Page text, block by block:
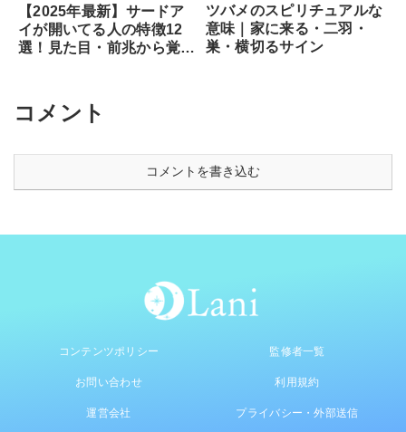
【2025年最新】サードア
イが開いてる人の特徴12
選！見た目・前兆から覚醒
ツバメのスピリチュアルな
意味｜家に来る・二羽・
巣・横切るサイン
コメント
コメントを書き込む
コンテンツポリシー 監修者一覧
お問い合わせ 利用規約
運営会社 プライバシー・外部送信